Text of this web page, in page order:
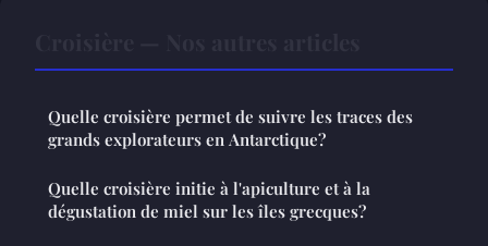
Quelle croisière permet de suivre les traces des
grands explorateurs en Antarctique?
Quelle croisière initie à l'apiculture et à la
dégustation de miel sur les îles grecques?